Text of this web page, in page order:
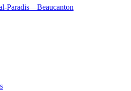
Paradis—Beaucanton